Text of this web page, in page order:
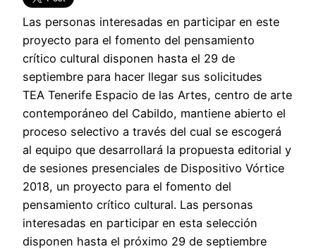
Las personas interesadas en participar en este
proyecto para el fomento del pensamiento
crítico cultural disponen hasta el 29 de
septiembre para hacer llegar sus solicitudes
TEA Tenerife Espacio de las Artes, centro de arte
contemporáneo del Cabildo, mantiene abierto el
proceso selectivo a través del cual se escogerá
al equipo que desarrollará la propuesta editorial y
de sesiones presenciales de Dispositivo Vórtice
2018, un proyecto para el fomento del
pensamiento crítico cultural. Las personas
interesadas en participar en esta selección
disponen hasta el próximo 29 de septiembre